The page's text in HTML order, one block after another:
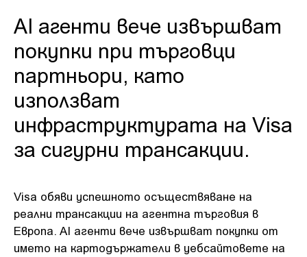
AI агенти вече извършват
покупки при търговци
партньори, като
използват
инфраструктурата на Visa
за сигурни трансакции.
Visa обяви успешното осъществяване на
реални трансакции на агентна търговия в
Европа. AI агенти вече извършват покупки от
името на картодържатели в уебсайтовете на